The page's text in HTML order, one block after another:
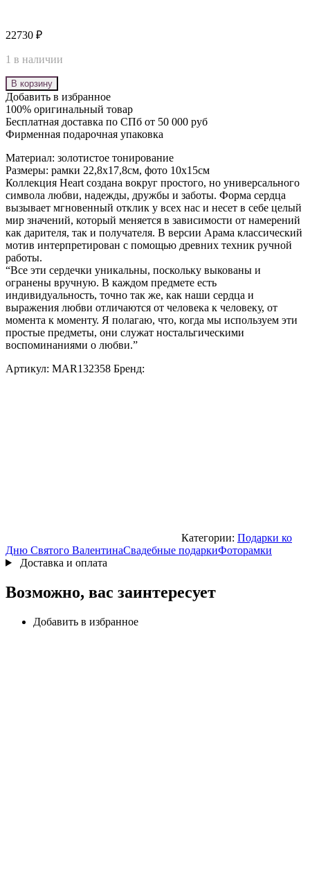
22730 ₽
1 в наличии
В корзину
Добавить в избранное
100% оригинальный товар
Бесплатная доставка по СПб от 50 000 руб
Фирменная подарочная упаковка
Материал: золотистое тонирование
Размеры: рамки 22,8х17,8см, фото 10х15см
Коллекция Heart создана вокруг простого, но универсального
символа любви, надежды, дружбы и заботы. Форма сердца
вызывает мгновенный отклик у всех нас и несет в себе целый
мир значений, который меняется в зависимости от намерений
как дарителя, так и получателя. В версии Арама классический
мотив интерпретирован с помощью древних техник ручной
работы.
“Все эти сердечки уникальны, поскольку выкованы и
огранены вручную. В каждом предмете есть
индивидуальность, точно так же, как наши сердца и
выражения любви отличаются от человека к человеку, от
момента к моменту. Я полагаю, что, когда мы используем эти
простые предметы, они служат ностальгическими
воспоминаниями о любви.”
Артикул: MAR132358 Бренд:
Категории: Подарки ко
Дню Святого ВалентинаСвадебные подаркиФоторамки
Доставка и оплата
Возможно, вас заинтересует
Добавить в избранное